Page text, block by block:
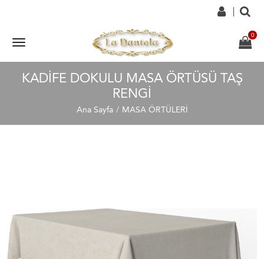
KADIFE DOKULU MASA ÖRTÜSÜ TAŞ
RENGI
Ana Sayfa MASA ÖRTÜLERİ